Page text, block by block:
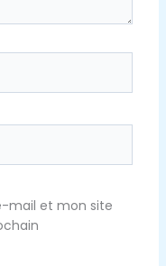
mail et mon site